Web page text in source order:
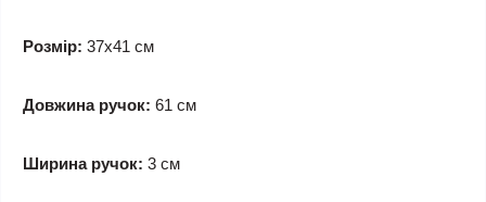
Розмір: 37x41 см
Довжина ручок: 61 см
Ширина ручок: 3 см